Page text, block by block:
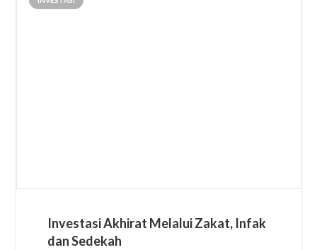
Investasi Akhirat Melalui Zakat, Infak
dan Sedekah